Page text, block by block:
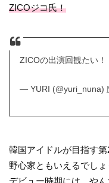
ZICOジコ氏！
ZICOの出演回観たい！
— YURI (@yuri_nuna)
韓国アイドルが目指す
野心家ともいえるでしょ